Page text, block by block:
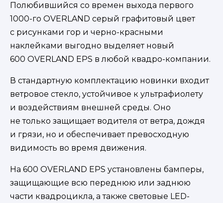
Полюбившийся со времен выхода первого
1000-го OVERLAND серый графитовый цвет
с рисунками гор и черно-красными
наклейками выгодно выделяет новый
600 OVERLAND EPS в любой квадро-компании.
В стандартную комплектацию новинки входит
ветровое стекло, устойчивое к ультрафиолету
и воздействиям внешней среды. Оно
не только защищает водителя от ветра, дождя
и грязи, но и обеспечивает превосходную
видимость во время движения.
На 600 OVERLAND EPS установлены бамперы,
защищающие всю переднюю или заднюю
части квадроцикла, а также световые LED-